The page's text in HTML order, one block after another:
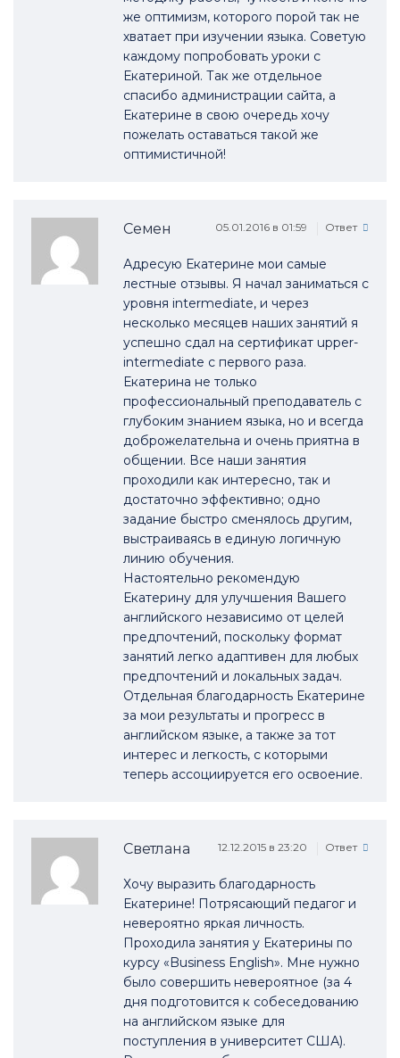
же оптимизм, которого порой так не
хватает при изучении языка. Советую
каждому попробовать уроки с
Екатериной. Так же отдельное
спасибо администрации сайта, а
Екатерине в свою очередь хочу
пожелать оставаться такой же
оптимистичной!
Семен 05.01.2016 в 01:59 Ответ
Адресую Екатерине мои самые
лестные отзывы. Я начал заниматься с
уровня intermediate, и через
несколько месяцев наших занятий я
успешно сдал на сертификат upper-
intermediate с первого раза.
Екатерина не только
профессиональный преподаватель с
глубоким знанием языка, но и всегда
доброжелательна и очень приятна в
общении. Все наши занятия
проходили как интересно, так и
достаточно эффективно; одно
задание быстро сменялось другим,
выстраиваясь в единую логичную
линию обучения.
Настоятельно рекомендую
Екатерину для улучшения Вашего
английского независимо от целей
предпочтений, поскольку формат
занятий легко адаптивен для любых
предпочтений и локальных задач.
Отдельная благодарность Екатерине
за мои результаты и прогресс в
английском языке, а также за тот
интерес и легкость, с которыми
теперь ассоциируется его освоение.
Светлана 12.12.2015 в 23:20 Ответ
Хочу выразить благодарность
Екатерине! Потрясающий педагог и
невероятно яркая личность.
Проходила занятия у Екатерины по
курсу «Business English». Мне нужно
было совершить невероятное (за 4
дня подготовится к собеседованию
на английском языке для
поступления в университет США).